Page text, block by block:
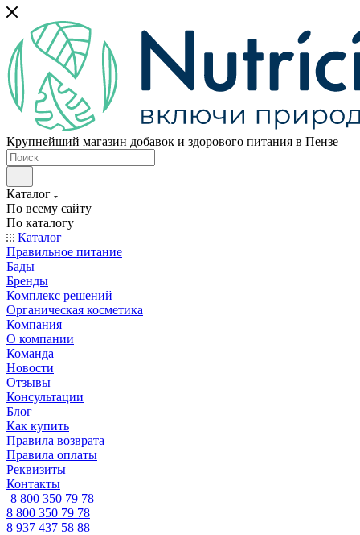
Крупнейший магазин добавок и здорового питания в Пензе
Каталог
По всему сайту
По каталогу
Каталог
Правильное питание
Бады
Бренды
Комплекс решений
Органическая косметика
Компания
О компании
Команда
Новости
Отзывы
Консультации
Блог
Как купить
Правила возврата
Правила оплаты
Реквизиты
Контакты
8 800 350 79 78
8 800 350 79 78
8 937 437 58 88